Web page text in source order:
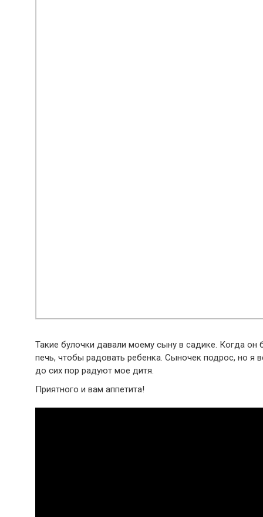
Такие булочки давали моему сыну в садике. Когда
печь, чтобы радовать ребенка. Сыночек подрос, но я
до сих пор радуют мое дитя.
Приятного и вам аппетита!